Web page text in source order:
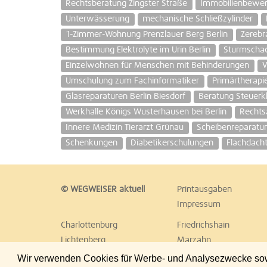
Wir verwenden Cookies für Werbe- und Analysezwecke
Rechtsberatung Zingster Straße
Unterwässerung
mechanische Schließzylinder
1-Zimmer-Wohnung Prenzlauer Berg Berlin
Bestimmung Elektrolyte im Urin Berlin
Einzelwohnen für Menschen mit Behinderungen
Umschulung zum Fachinformatiker
Glasreparaturen Berlin Biesdorf
Beratung
Werkhalle Königs Wusterhausen bei Berlin
Innere Medizin Tierarzt Grünau
Scheibenreparatur
Schenkungen
Diabetikerschulungen
© WEGWEISER aktuell Printausgaben
Impressum
Charlottenburg Friedrichshain
Lichtenberg
Marzahn
Reinickendorf
Schöneberg